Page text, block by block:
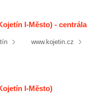
I-Město) - centrála
www.kojetin.cz
I-Město)